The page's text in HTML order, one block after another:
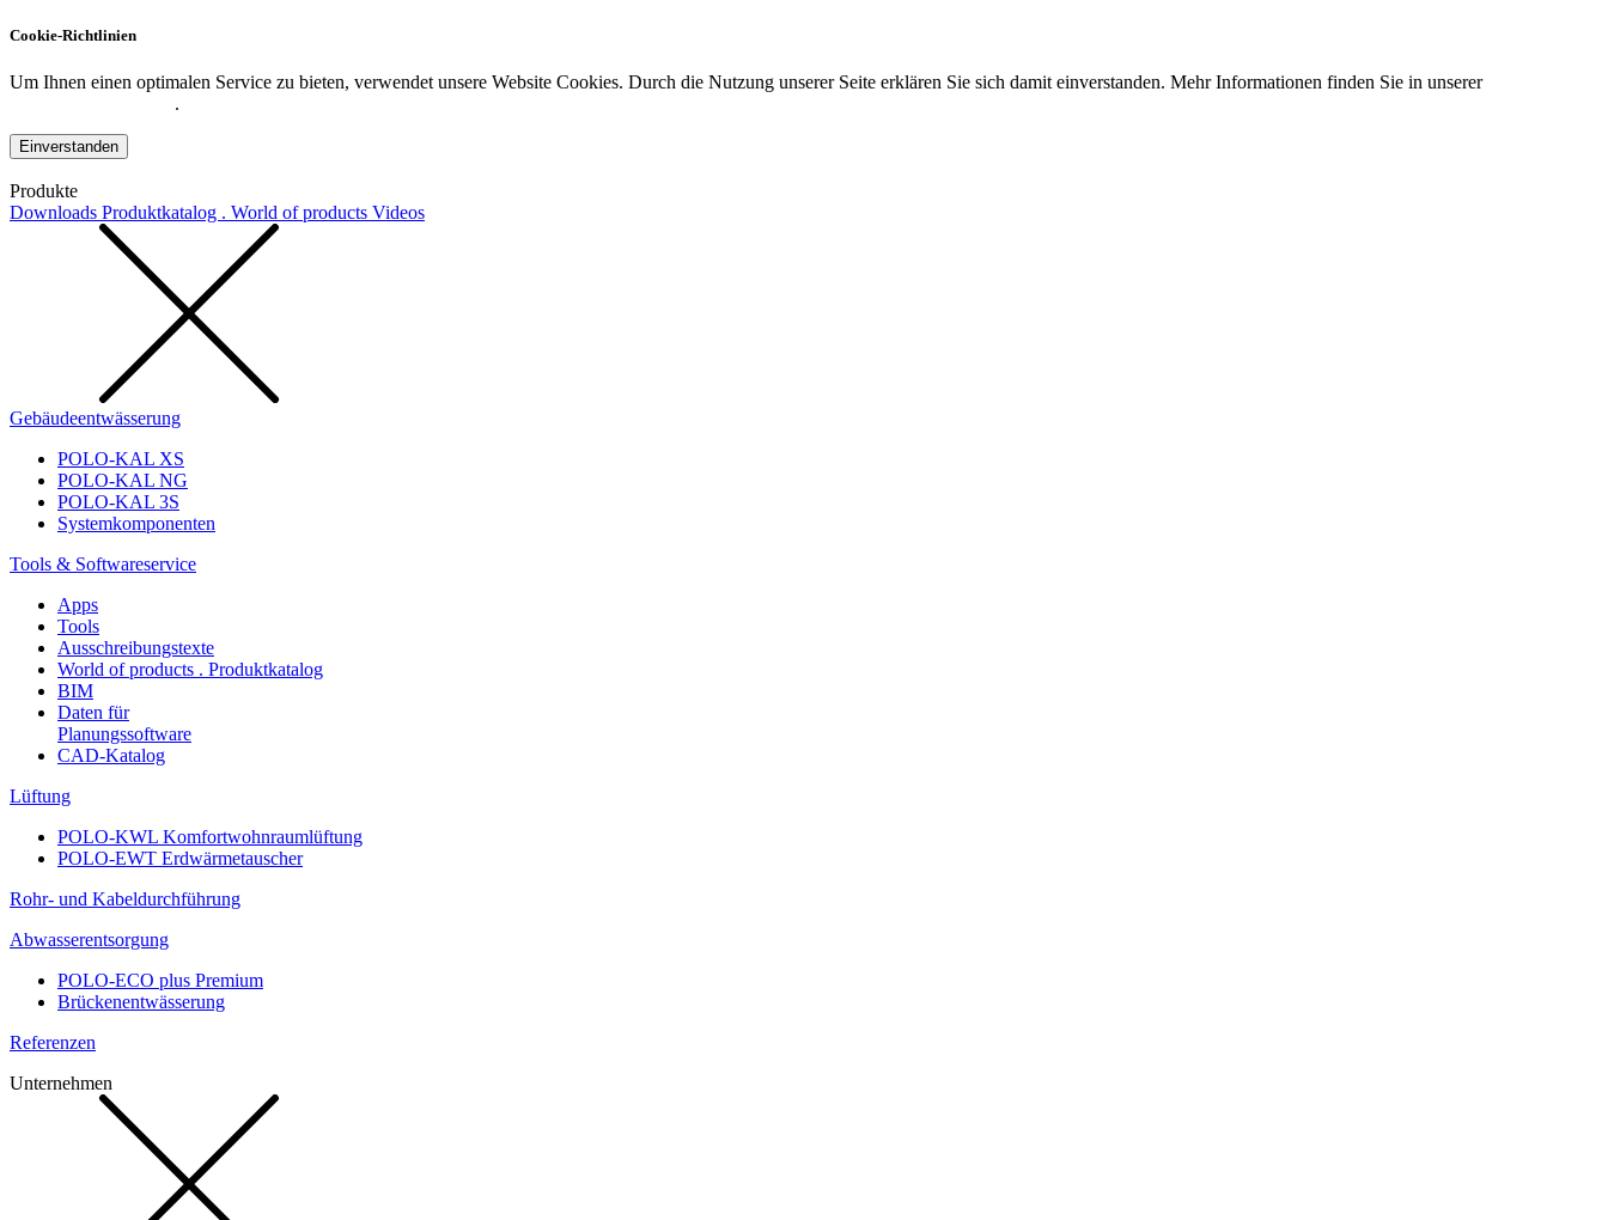
Cookie-Richtlinien
Um Ihnen einen optimalen Service zu bieten, verwendet unsere Website Cookies. Durch die Nutzung unserer Seite erklären Sie sich damit einverstanden. Mehr Informationen finden Sie in unserer
.
Einverstanden
Produkte
Downloads Produktkatalog . World of products Videos
Gebäudeentwässerung
POLO-KAL XS
POLO-KAL NG
POLO-KAL 3S
Systemkomponenten
Tools & Softwareservice
Apps
Tools
Ausschreibungstexte
World of products . Produktkatalog
BIM
Daten für
Planungssoftware
CAD-Katalog
Lüftung
POLO-KWL Komfortwohnraumlüftung
POLO-EWT Erdwärmetauscher
Rohr- und Kabeldurchführung
Abwasserentsorgung
POLO-ECO plus Premium
Brückenentwässerung
Referenzen
Unternehmen